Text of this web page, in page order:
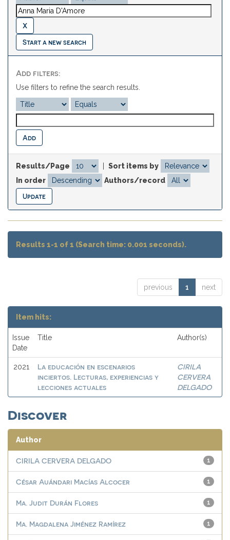
Start a new search
Add filters:
Use filters to refine the search results.
Results/Page
Sort items by
In order
Authors/record
Results 1-1 of 1 (Search time: 0.001 seconds).
previous 1 next
Item hits:
Issue
Date
Title Author(s)
2021
La educación en escenarios
inciertos. Lecturas, experiencias y
lecciones actuales
CIRILA
CERVERA
DELGADO
Discover
Author
1
CIRILA CERVERA DELGADO
1
César Auándari Macías Alcocer
1
Ma. Judit Durán Flores
1
Ma. Magdalena Jiménez Ramírez